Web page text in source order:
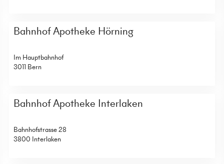
Bahnhof Apotheke Hörning
Im Hauptbahnhof
3011 Bern
Bahnhof Apotheke Interlaken
Bahnhofstrasse 28
3800 Interlaken